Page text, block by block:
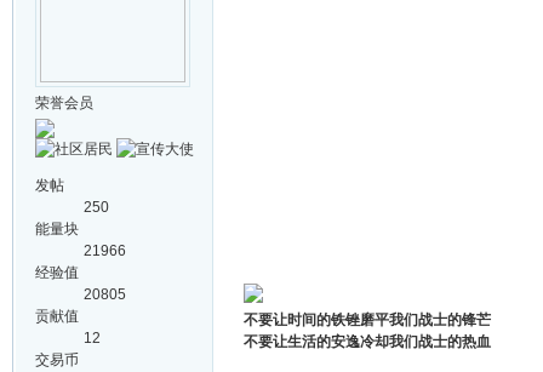
荣誉会员
发帖
250
能量块
21966
经验值
20805
贡献值
12
交易币
不要让时间的铁锉磨平我们战士的锋芒
不要让生活的安逸冷却我们战士的热血